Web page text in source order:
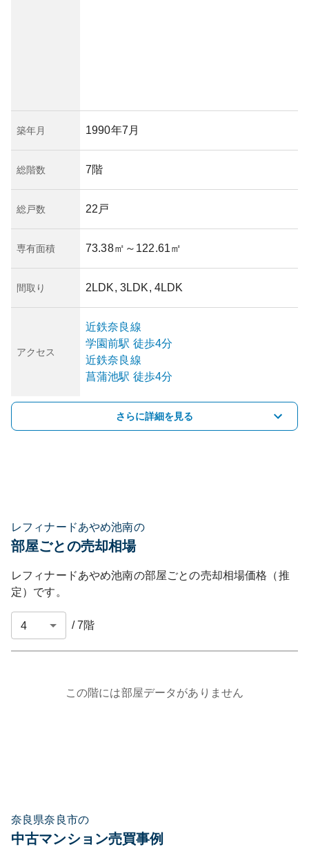
築年月 1990年7月
総階数 7階
総戸数 22戸
専有面積 73.38㎡ ～122.61㎡
間取り 2LDK, 3LDK, 4LDK
アクセス
近鉄奈良線
学園前駅 徒歩4分
近鉄奈良線
菖蒲池駅 徒歩4分
さらに詳細を見る
レフィナードあやめ池南の
部屋ごとの売却相場
レフィナードあやめ池南の部屋ごとの売却相場価格（推
定）です。
/7階
この階には部屋データがありません
奈良県奈良市の
中古マンション売買事例